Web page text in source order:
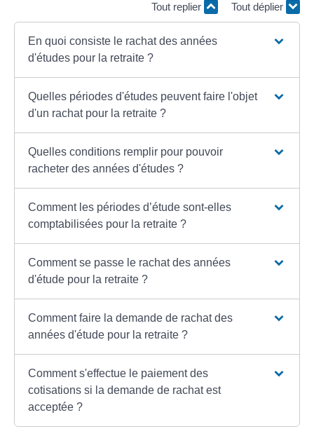
Tout replier Tout déplier
En quoi consiste le rachat des années
d'études pour la retraite ?
Quelles périodes d'études peuvent faire l'objet
d'un rachat pour la retraite ?
Quelles conditions remplir pour pouvoir
racheter des années d'études ?
Comment les périodes d’étude sont-elles
comptabilisées pour la retraite ?
Comment se passe le rachat des années
d'étude pour la retraite ?
Comment faire la demande de rachat des
années d'étude pour la retraite ?
Comment s'effectue le paiement des
cotisations si la demande de rachat est
acceptée ?